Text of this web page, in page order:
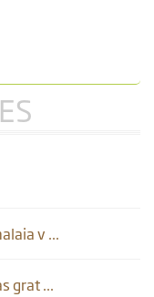
v ...
grat ...